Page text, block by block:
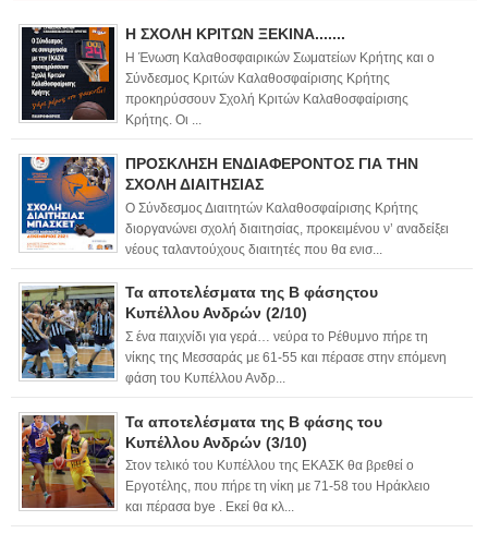
Η ΣΧΟΛΗ ΚΡΙΤΩΝ ΞΕΚΙΝΑ.......
Η Ένωση Καλαθοσφαιρικών Σωματείων Κρήτης και ο
Σύνδεσμος Κριτών Καλαθοσφαίρισης Κρήτης
προκηρύσσουν Σχολή Κριτών Καλαθοσφαίρισης
Κρήτης. Οι ...
ΠΡΟΣΚΛΗΣΗ ΕΝΔΙΑΦΕΡΟΝΤΟΣ ΓΙΑ ΤΗΝ
ΣΧΟΛΗ ΔΙΑΙΤΗΣΙΑΣ
Ο Σύνδεσμος Διαιτητών Καλαθοσφαίρισης Κρήτης
διοργανώνει σχολή διαιτησίας, προκειμένου ν’ αναδείξει
νέους ταλαντούχους διαιτητές που θα ενισ...
Τα αποτελέσματα της Β φάσηςτου
Κυπέλλου Ανδρών (2/10)
Σ ένα παιχνίδι για γερά… νεύρα το Ρέθυμνο πήρε τη
νίκης της Μεσσαράς με 61-55 και πέρασε στην επόμενη
φάση του Κυπέλλου Ανδρ...
Τα αποτελέσματα της Β φάσης του
Κυπέλλου Ανδρών (3/10)
Στον τελικό του Κυπέλλου της ΕΚΑΣΚ θα βρεθεί ο
Εργοτέλης, που πήρε τη νίκη με 71-58 του Ηράκλειο
και πέρασα bye . Εκεί θα κλ...